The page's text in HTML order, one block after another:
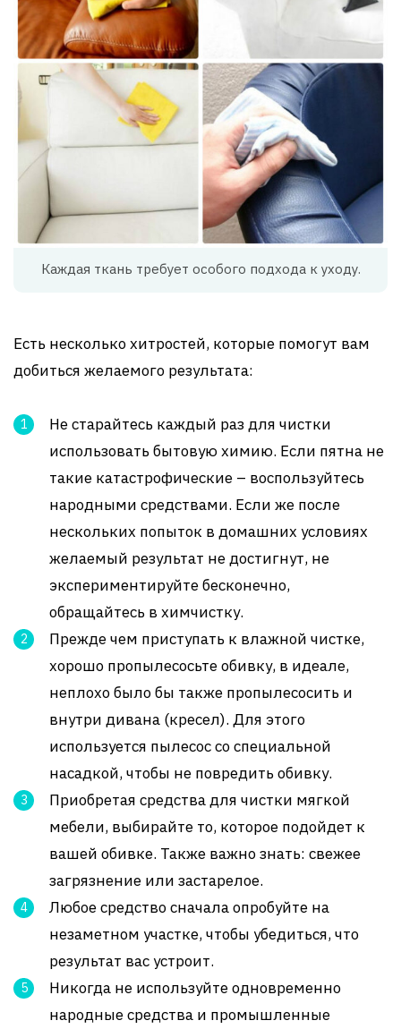
Каждая ткань требует особого подхода к уходу.
Есть несколько хитростей, которые помогут вам
добиться желаемого результата:
Не старайтесь каждый раз для чистки
использовать бытовую химию. Если пятна не
такие катастрофические – воспользуйтесь
народными средствами. Если же после
нескольких попыток в домашних условиях
желаемый результат не достигнут, не
экспериментируйте бесконечно,
обращайтесь в химчистку.
Прежде чем приступать к влажной чистке,
хорошо пропылесосьте обивку, в идеале,
неплохо было бы также пропылесосить и
внутри дивана (кресел). Для этого
используется пылесос со специальной
насадкой, чтобы не повредить обивку.
Приобретая средства для чистки мягкой
мебели, выбирайте то, которое подойдет к
вашей обивке. Также важно знать: свежее
загрязнение или застарелое.
Любое средство сначала опробуйте на
незаметном участке, чтобы убедиться, что
результат вас устроит.
Никогда не используйте одновременно
народные средства и промышленные